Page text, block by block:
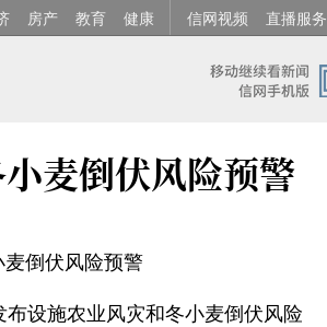
房产 教育 健康 信网视频 直播服务
麦倒伏风险预警
倒伏风险预警
设施农业风灾和冬小麦倒伏风险